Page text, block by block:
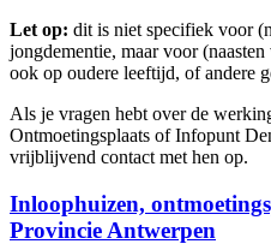
Let op: dit is niet specifiek voor
jongdementie, maar voor
ook op oudere leeftijd, of andere
Als je vragen hebt over de
Ontmoetingsplaats of Infopunt
vrijblijvend contact met hen op.
In­loop­hui­zen,
Provincie Antwerpen